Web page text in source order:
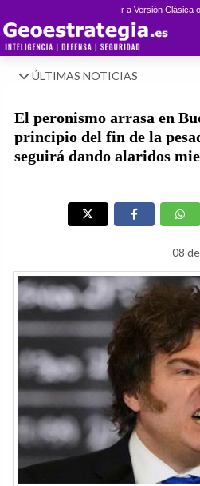
Ir a Versión Clásica
ÚLTIMAS NOTICIAS
El peronismo arrasa en
principio del fin de la
seguirá dando alaridos
08